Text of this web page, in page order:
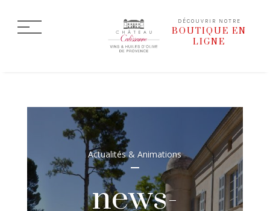
DÉCOUVRIR NOTRE
BOUTIQUE EN
LIGNE
Actualités & Animations
news-